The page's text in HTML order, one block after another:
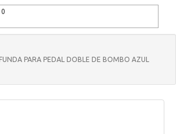
0
PARA PEDAL DOBLE DE BOMBO AZUL